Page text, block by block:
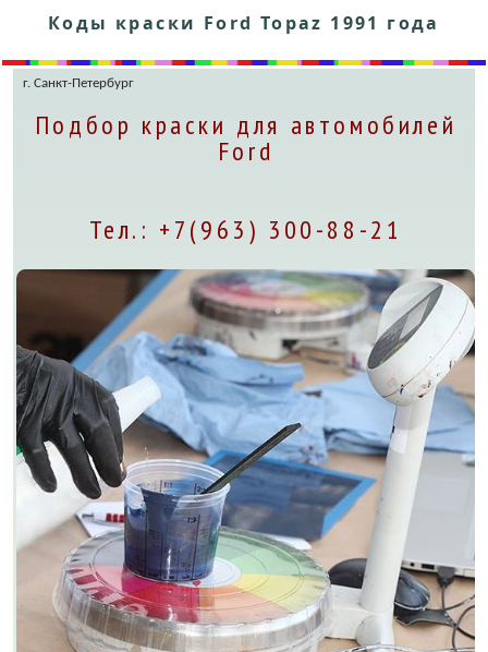
Коды краски Ford Topaz 1991 года
г. Санкт-Петербург
Подбор краски для автомобилей
Ford
Тел.: +7(963) 300-88-21